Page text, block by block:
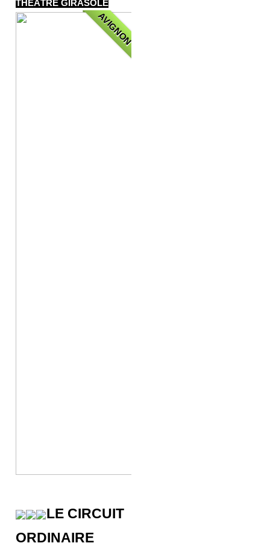
THÉÂTRE GIRASOLE
AVIGNON
LE CIRCUIT
ORDINAIRE